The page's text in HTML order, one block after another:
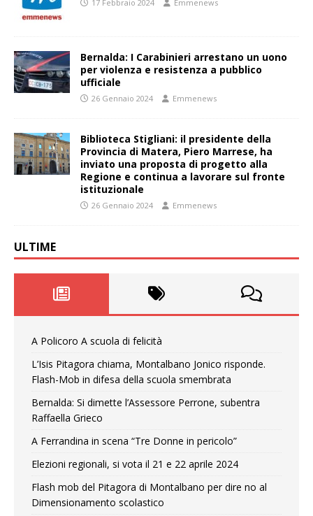
17 Febbraio 2024 Emmenews
Bernalda: I Carabinieri arrestano un uono
per violenza e resistenza a pubblico
ufficiale
26 Gennaio 2024 Emmenews
Biblioteca Stigliani: il presidente della
Provincia di Matera, Piero Marrese, ha
inviato una proposta di progetto alla
Regione e continua a lavorare sul fronte
istituzionale
26 Gennaio 2024 Emmenews
ULTIME
A Policoro A scuola di felicità
L’Isis Pitagora chiama, Montalbano Jonico risponde.
Flash-Mob in difesa della scuola smembrata
Bernalda: Si dimette l’Assessore Perrone, subentra
Raffaella Grieco
A Ferrandina in scena “Tre Donne in pericolo”
Elezioni regionali, si vota il 21 e 22 aprile 2024
Flash mob del Pitagora di Montalbano per dire no al
Dimensionamento scolastico